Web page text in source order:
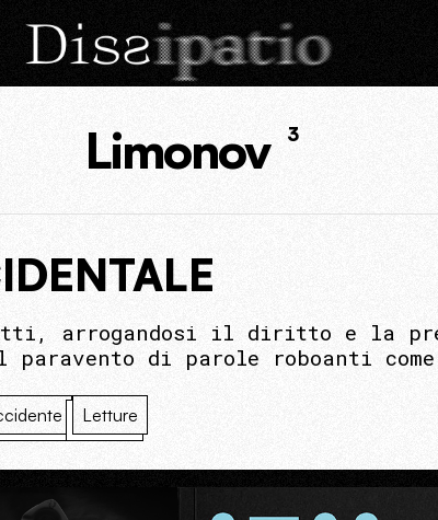
Limonov 3
arrogandosi il diritto e la
di parole roboanti come
Letture